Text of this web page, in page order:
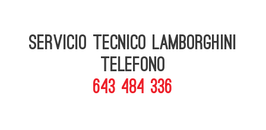
Servicio Tecnico Lamborghini
telefono
643 484 336